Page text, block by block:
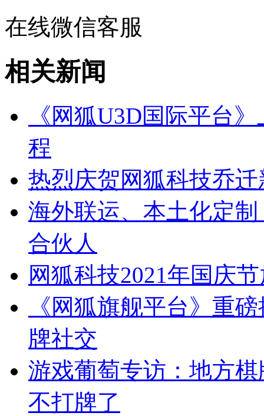
在线微信客服
相关新闻
《网狐U3D国际平台
程
热烈庆贺网狐科技乔迁
海外联运、本土化定
合伙人
网狐科技2021年国庆
《网狐旗舰平台》重
牌社交
游戏葡萄专访：地方
不打牌了